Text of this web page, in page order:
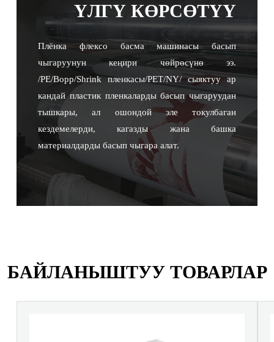
ҮЛГҮ КӨРСӨТҮҮ
Плёнка флексо басма машинасы басып
чыгаруунун кеңири чөйрөсүнө ээ.
/PE/Bopp/Shrink пленкасы/PET/NY/ сыяктуу ар
кандай пластик пленкаларды басып чыгаруудан
тышкары, ал ошондой эле токулбаган
кездемелерди, кагазды жана башка
материалдарды басып чыгара алат.
БАЙЛАНЫШТУУ ТОВАРЛАР